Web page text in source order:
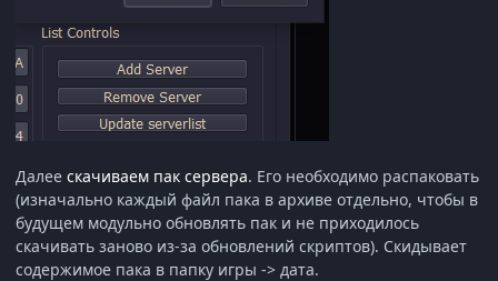
Далее скачиваем пак сервера. Его необходимо распаковать
(изначально каждый файл пака в архиве отдельно, чтобы в
будущем модульно обновлять пак и не приходилось
скачивать заново из-за обновлений скриптов). Скидывает
содержимое пака в папку игры -> дата.